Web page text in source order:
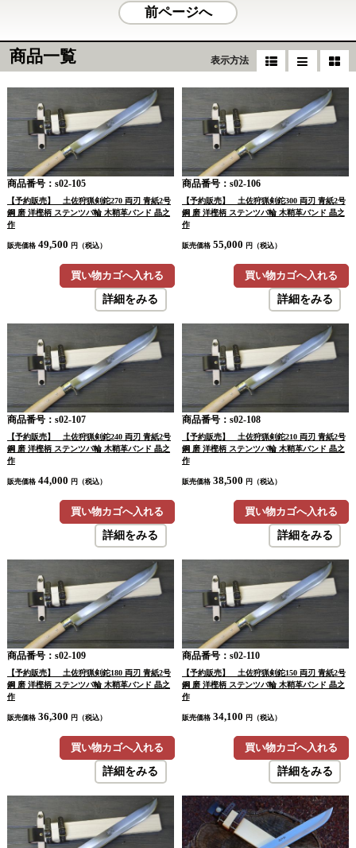
前ページへ
商品一覧 表示方法
商品番号：s02-105
【予約販売】 土佐狩猟剣鉈270 両刃 青紙2号
鋼 磨 洋樫柄 ステンツバ輪 木鞘革バンド 晶之
作
販売価格 49,500 円（税込）
買い物カゴへ入れる
詳細をみる
商品番号：s02-106
【予約販売】 土佐狩猟剣鉈300 両刃 青紙2号
鋼 磨 洋樫柄 ステンツバ輪 木鞘革バンド 晶之
作
販売価格 55,000 円（税込）
買い物カゴへ入れる
詳細をみる
商品番号：s02-107
【予約販売】 土佐狩猟剣鉈240 両刃 青紙2号
鋼 磨 洋樫柄 ステンツバ輪 木鞘革バンド 晶之
作
販売価格 44,000 円（税込）
買い物カゴへ入れる
詳細をみる
商品番号：s02-108
【予約販売】 土佐狩猟剣鉈210 両刃 青紙2号
鋼 磨 洋樫柄 ステンツバ輪 木鞘革バンド 晶之
作
販売価格 38,500 円（税込）
買い物カゴへ入れる
詳細をみる
商品番号：s02-109
【予約販売】 土佐狩猟剣鉈180 両刃 青紙2号
鋼 磨 洋樫柄 ステンツバ輪 木鞘革バンド 晶之
作
販売価格 36,300 円（税込）
買い物カゴへ入れる
詳細をみる
商品番号：s02-110
【予約販売】 土佐狩猟剣鉈150 両刃 青紙2号
鋼 磨 洋樫柄 ステンツバ輪 木鞘革バンド 晶之
作
販売価格 34,100 円（税込）
買い物カゴへ入れる
詳細をみる